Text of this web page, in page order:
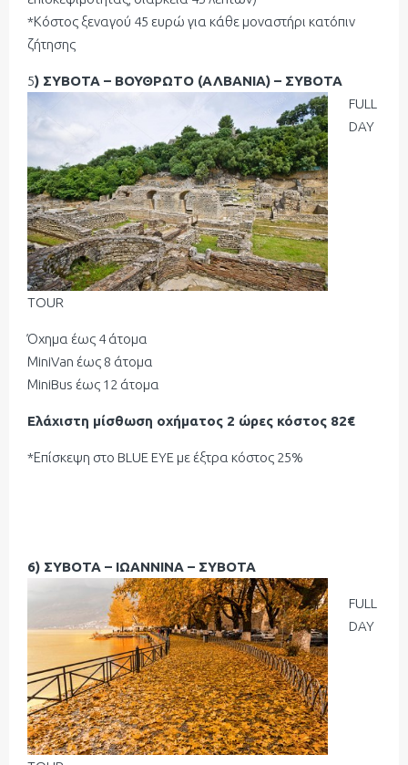
*Κόστος ξεναγού 45 ευρώ για κάθε μοναστήρι κατόπιν
ζήτησης
5) ΣΥΒΟΤΑ – ΒΟΥΘΡΩΤΟ (ΑΛΒΑΝΙΑ) – ΣΥΒΟΤΑ
FULL
DAY
TOUR
Όχημα έως 4 άτομα
ΜiniVan έως 8 άτομα
ΜiniBus έως 12 άτομα
Ελάχιστη μίσθωση οχήματος 2 ώρες κόστος 82€
*Επίσκεψη στο BLUE EYE με έξτρα κόστος 25%
6) ΣΥΒΟΤΑ – ΙΩΑΝΝΙΝΑ – ΣΥΒΟΤΑ
FULL
DAY